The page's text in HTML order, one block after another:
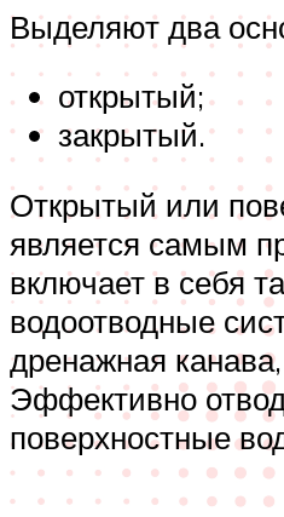
Выделяют два
открытый;
закрытый.
Открытый или
является самым
включает в себя
водоотводные
дренажная
Эффективно
поверхностные